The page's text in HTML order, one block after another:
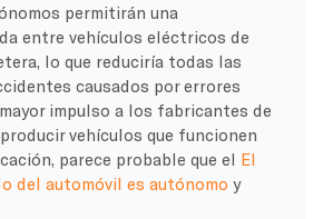
permitirán una
entre vehículos eléctricos de
lo que reduciría todas las
causados por errores
impulso a los fabricantes de
vehículos que funcionen
parece probable que el El
del automóvil es autónomo y